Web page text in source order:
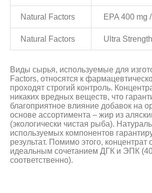
Natural Factors EPA 400 mg
Natural Factors Ultra
Виды сырья, используемые для
Factors, относятся к
проходят строгий контроль.
никаких вредных веществ, что
благоприятное влияние добавок на
основе ассортимента – жир из
(экологически чистая рыба).
используемых компонентов
результат. Помимо этого, концентрат
идеальным сочетанием ДГК и ЭПК
соответственно).